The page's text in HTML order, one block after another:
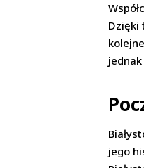
Dzięki
jego